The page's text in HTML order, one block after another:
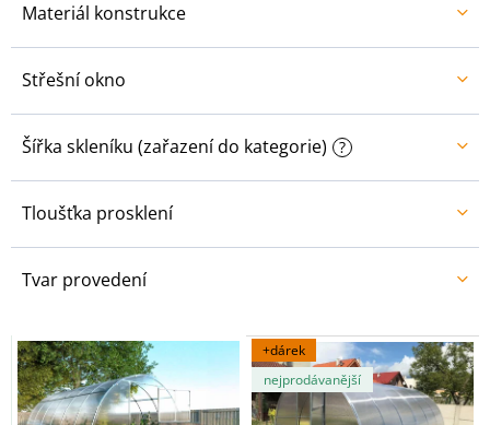
Materiál konstrukce
Střešní okno
Šířka skleníku (zařazení do kategorie) ?
Tloušťka prosklení
Tvar provedení
V
ý
p
+dárek
nejprodávanější